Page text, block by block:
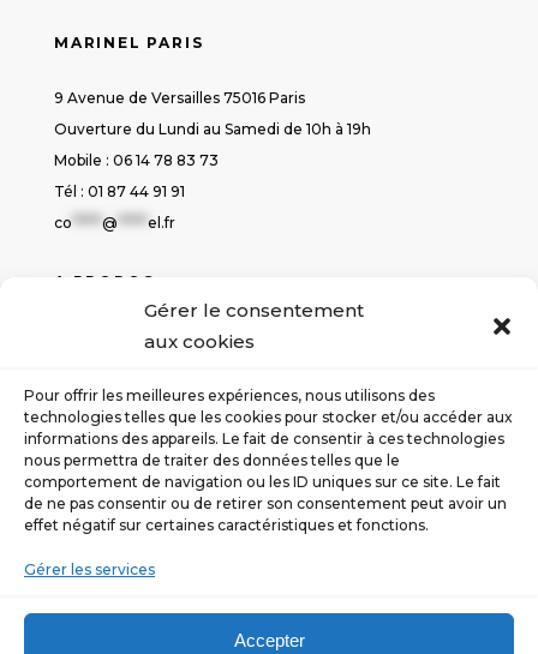
Gérer le consentement
aux cookies
Pour offrir les meilleures expériences, nous utilisons des
technologies telles que les cookies pour stocker et/ou accéder aux
informations des appareils. Le fait de consentir à ces technologies
nous permettra de traiter des données telles que le
comportement de navigation ou les ID uniques sur ce site. Le fait
de ne pas consentir ou de retirer son consentement peut avoir un
effet négatif sur certaines caractéristiques et fonctions.
Gérer les services
Accepter
MARINEL PARIS
9 Avenue de Versailles 75016 Paris
Ouverture du Lundi au Samedi de 10h à 19h
Mobile : 06 14 78 83 73
Tél : 01 87 44 91 91
co ***** @ ***** el.fr
A PROPOS
Contact
SUIVEZ-NOUS